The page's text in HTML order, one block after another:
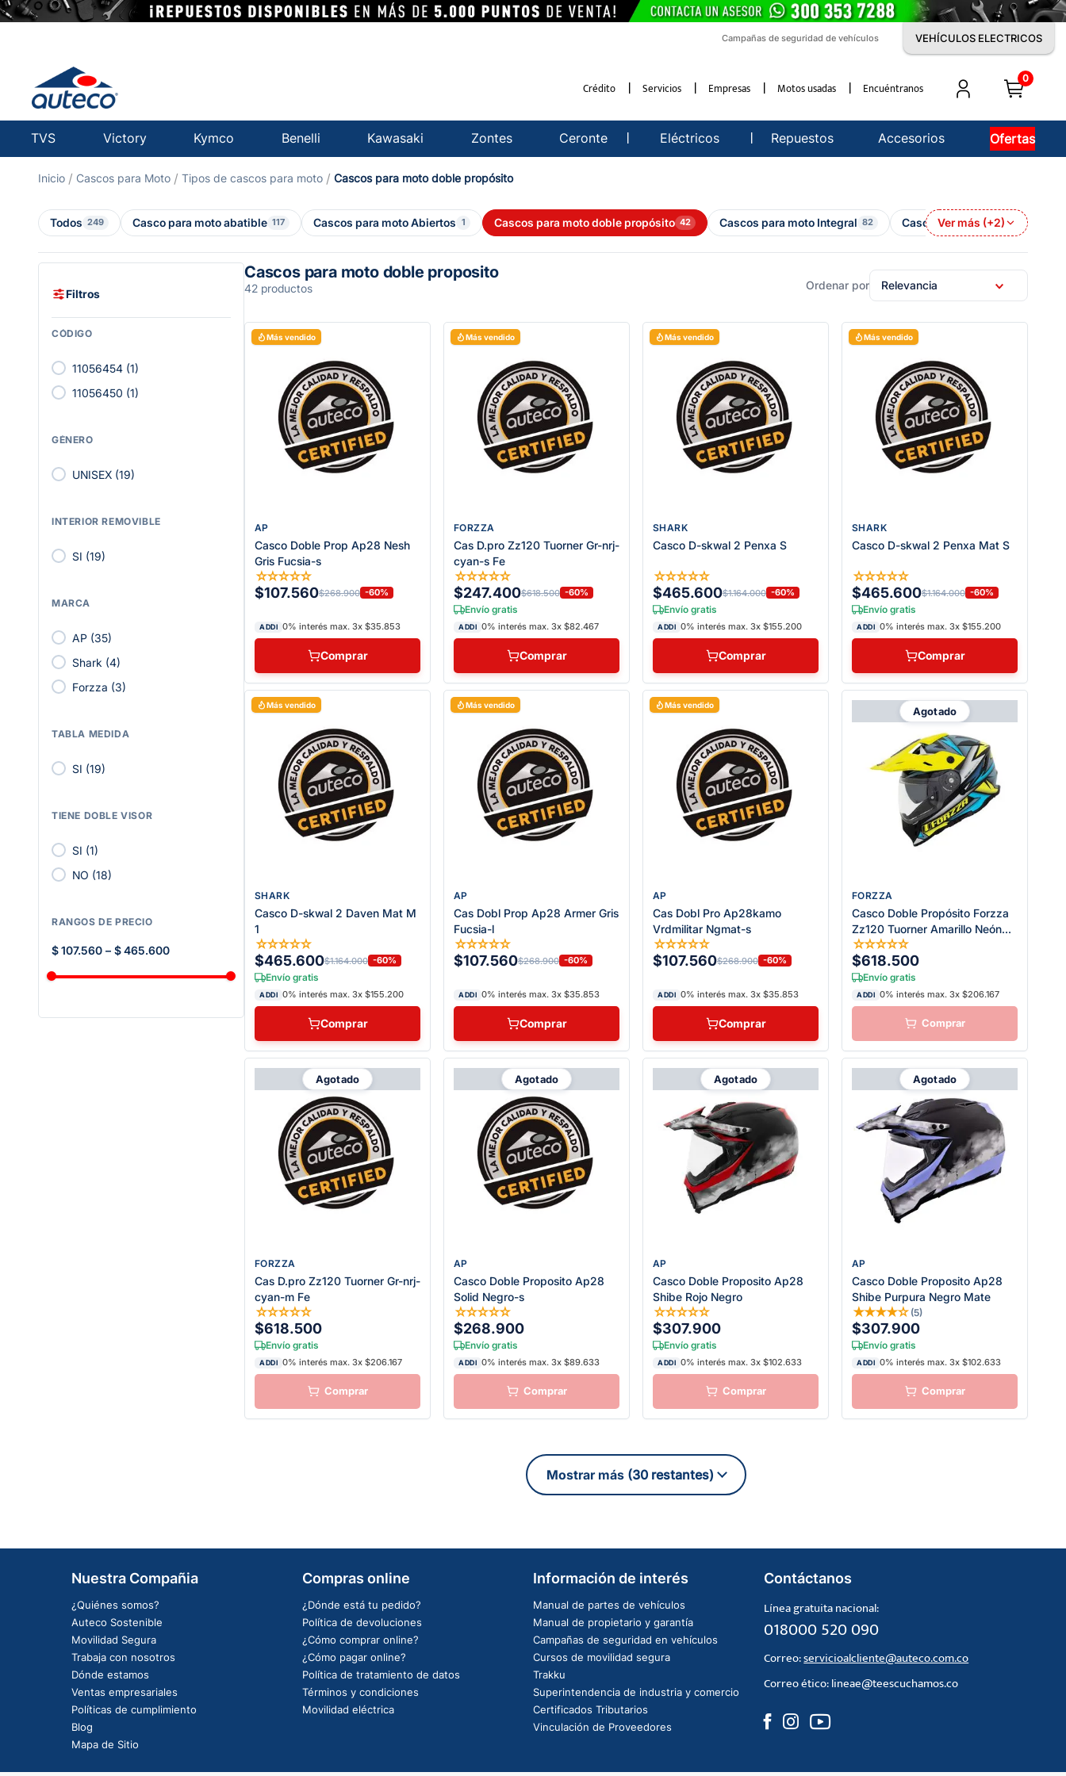
Campañas de seguridad de vehículos VEHÍCULOS ELECTRICOS
Crédito Servicios Empresas Motos usadas Encuéntranos
0
TVS Victory Kymco Benelli Kawasaki Zontes Ceronte Eléctricos Repuestos Accesorios Ofertas
Cascos para Moto tipos de cascos para moto cascos para moto doble propósito
Todos 249 Casco para moto abatible 117 Cascos para moto Abiertos 1 Cascos para moto doble propósito 42 Cascos para moto Integral 82 Cascos para moto Jet
Ver más (+2)
Filtros
CÓDIGO
11056454 (1)
11056450 (1)
GÉNERO
UNISEX (19)
INTERIOR REMOVIBLE
SI (19)
MARCA
AP (35)
Shark (4)
Forzza (3)
TABLA MEDIDA
SI (19)
TIENE DOBLE VISOR
SI (1)
NO (18)
RANGOS DE PRECIO
$ 107.560 – $ 465.600
Cascos para moto doble proposito
42 productos Relevancia
Más vendido
AP
Casco Doble Prop Ap28 Nesh
Gris Fucsia-s
☆☆☆☆☆
$107.560$268.900 -60%
ADDI 0% interés max. 3x $35.853
Comprar
Más vendido
FORZZA
Cas D.pro Zz120 Tuorner Gr-nrj-
cyan-s Fe
☆☆☆☆☆
$247.400$618.500 -60%
Envío gratis
ADDI 0% interés max. 3x $82.467
Comprar
Más vendido
SHARK
Casco D-skwal 2 Penxa S
☆☆☆☆☆
$465.600$1.164.000 -60%
Envío gratis
ADDI 0% interés max. 3x $155.200
Comprar
Más vendido
SHARK
Casco D-skwal 2 Penxa Mat S
☆☆☆☆☆
$465.600$1.164.000 -60%
Envío gratis
ADDI 0% interés max. 3x $155.200
Comprar
Más vendido
SHARK
Casco D-skwal 2 Daven Mat M
1
☆☆☆☆☆
$465.600$1.164.000 -60%
Envío gratis
ADDI 0% interés max. 3x $155.200
Comprar
Más vendido
AP
Cas Dobl Prop Ap28 Armer Gris
Fucsia-l
☆☆☆☆☆
$107.560$268.900 -60%
ADDI 0% interés max. 3x $35.853
Comprar
Más vendido
AP
Cas Dobl Pro Ap28kamo
Vrdmilitar Ngmat-s
☆☆☆☆☆
$107.560$268.900 -60%
ADDI 0% interés max. 3x $35.853
Comprar
Agotado
FORZZA
Casco Doble Propósito Forzza
Zz120 Tuorner Amarillo Neón
Azul
☆☆☆☆☆
$618.500
Envío gratis
ADDI 0% interés max. 3x $206.167
Agotado
FORZZA
Cas D.pro Zz120 Tuorner Gr-nrj-
cyan-m Fe
☆☆☆☆☆
$618.500
Envío gratis
ADDI 0% interés max. 3x $206.167
Agotado
AP
Casco Doble Proposito Ap28
Solid Negro-s
☆☆☆☆☆
$268.900
Envío gratis
ADDI 0% interés max. 3x $89.633
Agotado
AP
Casco Doble Proposito Ap28
Shibe Rojo Negro
☆☆☆☆☆
$307.900
Envío gratis
ADDI 0% interés max. 3x $102.633
Agotado
AP
Casco Doble Proposito Ap28
Shibe Purpura Negro Mate
★★★★☆ (5)
$307.900
Envío gratis
ADDI 0% interés max. 3x $102.633
(30 restantes)
Nuestra Compañia
¿Quiénes somos?
Auteco Sostenible
Movilidad Segura
Trabaja con nosotros
Dónde estamos
Ventas empresariales
Políticas de cumplimiento
Blog
Mapa de Sitio
Compras online
¿Dónde está tu pedido?
Política de devoluciones
¿Cómo comprar online?
¿Cómo pagar online?
Política de tratamiento de datos
Términos y condiciones
Movilidad eléctrica
Información de interés
Manual de partes de vehículos
Manual de propietario y garantía
Campañas de seguridad en vehículos
Cursos de movilidad segura
Trakku
Superintendencia de industria y comercio
Certificados Tributarios
Vinculación de Proveedores
Contáctanos
Línea gratuita nacional:
018000 520 090
Correo:servicioalcliente@auteco.com.co
Correo ético:lineae@teescuchamos.co